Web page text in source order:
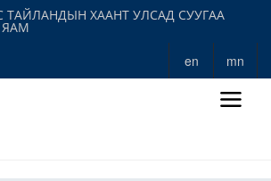
ХААНТ УЛСАД СУУГАА
en mn